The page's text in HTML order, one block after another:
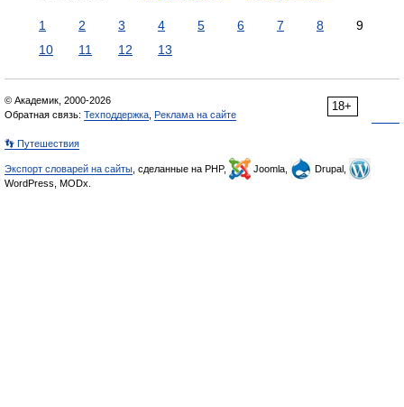
1 2 3 4 5 6 7 8
9
10
11 12 13
18+
© Академик, 2000-2026
Обратная связь: Техподдержка Реклама на сайте
👣 Путешествия
Экспорт словарей на сайты , сделанные на PHP, Joomla,
Drupal,
WordPress, MODx.